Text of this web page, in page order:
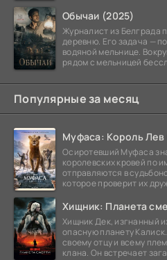
Обычаи (2025)
Журналист из Белграда
деревню. Его задача —
водяной мельнице.
рядом с мельницей
Популярные за месяц
Муфаса: Король Лев
Осиротевший Муфаса
королевских кровей по
отправляются в
которое проверит их
Хищник: Планета
Хищник Дек, изгнанный
опасную планету
своему отцу и всему
клана. Он встречает